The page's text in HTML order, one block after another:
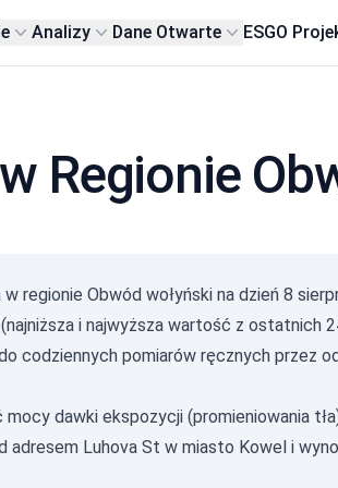
Analizy Dane Otwarte ESGO
Regionie
regionie Obwód wołyński na dzień 8
i najwyższa wartość z ostatnich
codziennych pomiarów ręcznych przez
dawki ekspozycji (promieniowania
adresem Luhova St w miasto Kowel i